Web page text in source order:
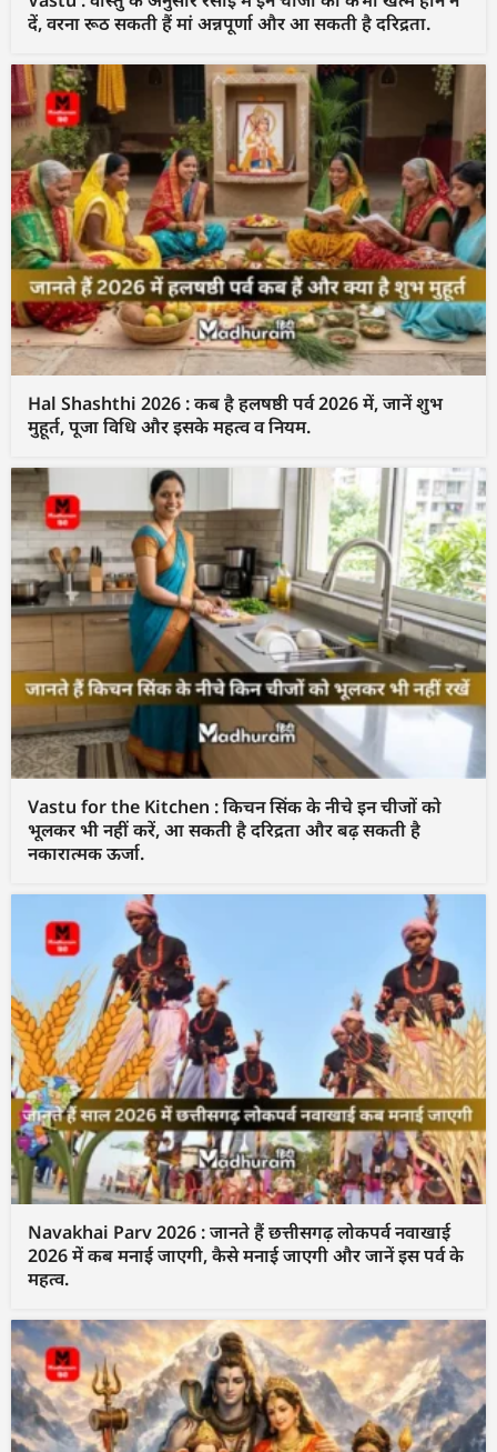
दें, वरना रूठ सकती हैं मां अन्नपूर्णा और आ सकती है दरिद्रता.
Hal Shashthi 2026 : कब है हलषष्ठी पर्व 2026 में, जानें शुभ
मुहूर्त, पूजा विधि और इसके महत्व व नियम.
Vastu for the Kitchen : किचन सिंक के नीचे इन चीजों को
भूलकर भी नहीं करें, आ सकती है दरिद्रता और बढ़ सकती है
नकारात्मक ऊर्जा.
Navakhai Parv 2026 : जानते हैं छत्तीसगढ़ लोकपर्व नवाखाई
2026 में कब मनाई जाएगी, कैसे मनाई जाएगी और जानें इस पर्व के
महत्व.